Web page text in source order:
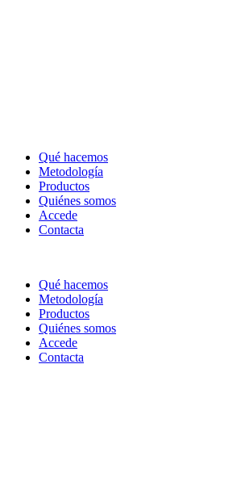
Qué hacemos
Metodología
Productos
Quiénes somos
Accede
Contacta
Qué hacemos
Metodología
Productos
Quiénes somos
Accede
Contacta